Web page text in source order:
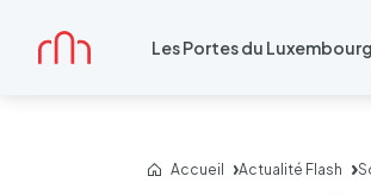
Accueil Les Portes du Luxembourg
Accueil Actualité Flash